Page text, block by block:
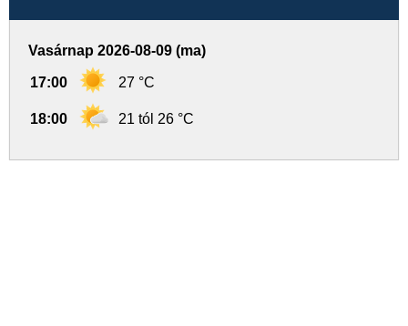
Vasárnap 2026-08-09 (ma)
17:00 27 °C
18:00 21 tól 26 °C